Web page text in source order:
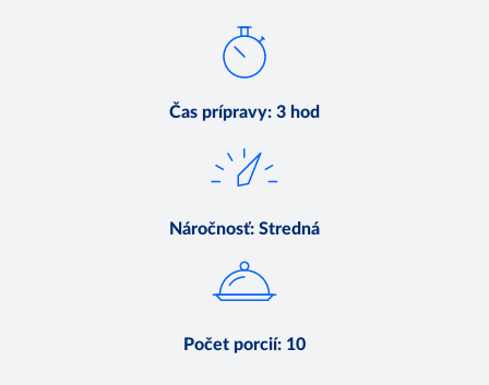
Čas prípravy: 3 hod
Náročnosť: Stredná
Počet porcií: 10